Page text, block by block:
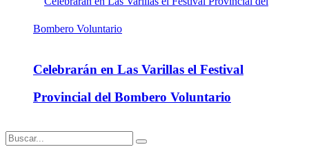
Celebrarán en Las Varillas el Festival
Provincial del Bombero Voluntario